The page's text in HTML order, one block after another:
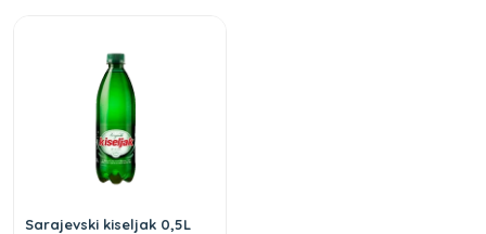
Sarajevski kiseljak 0,5L